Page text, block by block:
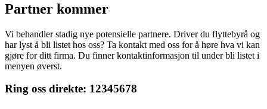
Partner kommer
Vi behandler stadig nye potensielle partnere. Driver du flyttebyrå og
har lyst å bli listet hos oss? Ta kontakt med oss for å høre hva vi kan
gjøre for ditt firma. Du finner kontaktinformasjon til under bli listet i
menyen øverst.
Ring oss direkte: 12345678